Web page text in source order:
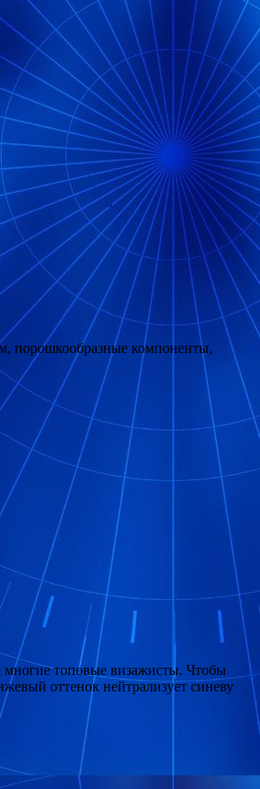
порошкообразные компоненты,
многие топовые визажисты. Чтобы
оттенок нейтрализует синеву